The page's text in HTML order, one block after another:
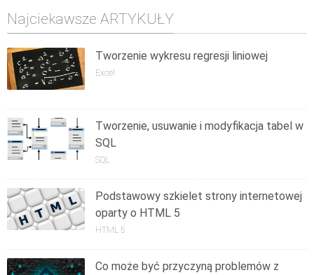
Najciekawsze ARTYKUŁY
Tworzenie wykresu regresji liniowej
Excel
Tworzenie, usuwanie i modyfikacja tabel w
SQL
SQL
Podstawowy szkielet strony internetowej
oparty o HTML 5
HTML 5
Co może być przyczyną problemów z